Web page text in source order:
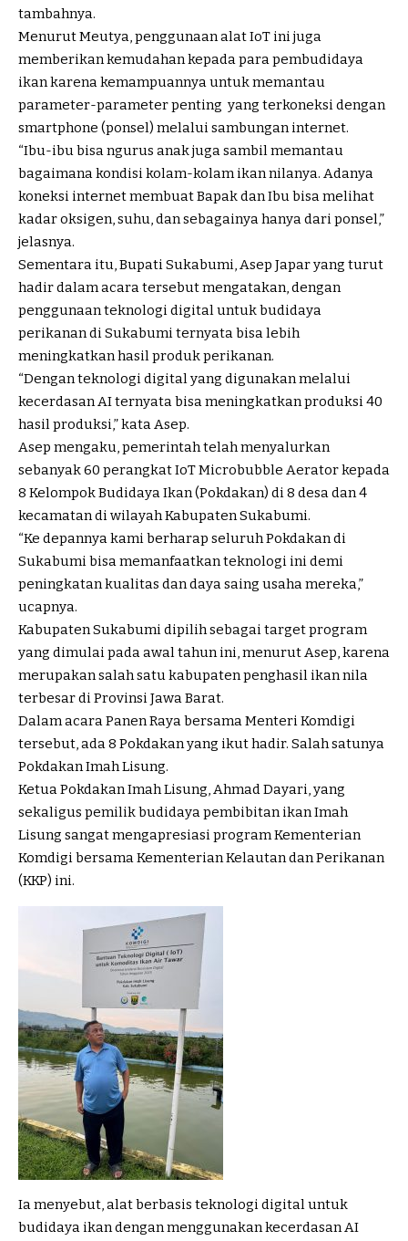
tambahnya.
Menurut Meutya, penggunaan alat IoT ini juga
memberikan kemudahan kepada para pembudidaya
ikan karena kemampuannya untuk memantau
parameter-parameter penting yang terkoneksi dengan
smartphone (ponsel) melalui sambungan internet.
“Ibu-ibu bisa ngurus anak juga sambil memantau
bagaimana kondisi kolam-kolam ikan nilanya. Adanya
koneksi internet membuat Bapak dan Ibu bisa melihat
kadar oksigen, suhu, dan sebagainya hanya dari ponsel,”
jelasnya.
Sementara itu, Bupati Sukabumi, Asep Japar yang turut
hadir dalam acara tersebut mengatakan, dengan
penggunaan teknologi digital untuk budidaya
perikanan di Sukabumi ternyata bisa lebih
meningkatkan hasil produk perikanan.
“Dengan teknologi digital yang digunakan melalui
kecerdasan AI ternyata bisa meningkatkan produksi 40
hasil produksi,” kata Asep.
Asep mengaku, pemerintah telah menyalurkan
sebanyak 60 perangkat IoT Microbubble Aerator kepada
8 Kelompok Budidaya Ikan (Pokdakan) di 8 desa dan 4
kecamatan di wilayah Kabupaten Sukabumi.
“Ke depannya kami berharap seluruh Pokdakan di
Sukabumi bisa memanfaatkan teknologi ini demi
peningkatan kualitas dan daya saing usaha mereka,”
ucapnya.
Kabupaten Sukabumi dipilih sebagai target program
yang dimulai pada awal tahun ini, menurut Asep, karena
merupakan salah satu kabupaten penghasil ikan nila
terbesar di Provinsi Jawa Barat.
Dalam acara Panen Raya bersama Menteri Komdigi
tersebut, ada 8 Pokdakan yang ikut hadir. Salah satunya
Pokdakan Imah Lisung.
Ketua Pokdakan Imah Lisung, Ahmad Dayari, yang
sekaligus pemilik budidaya pembibitan ikan Imah
Lisung sangat mengapresiasi program Kementerian
Komdigi bersama Kementerian Kelautan dan Perikanan
(KKP) ini.
Ia menyebut, alat berbasis teknologi digital untuk
budidaya ikan dengan menggunakan kecerdasan AI